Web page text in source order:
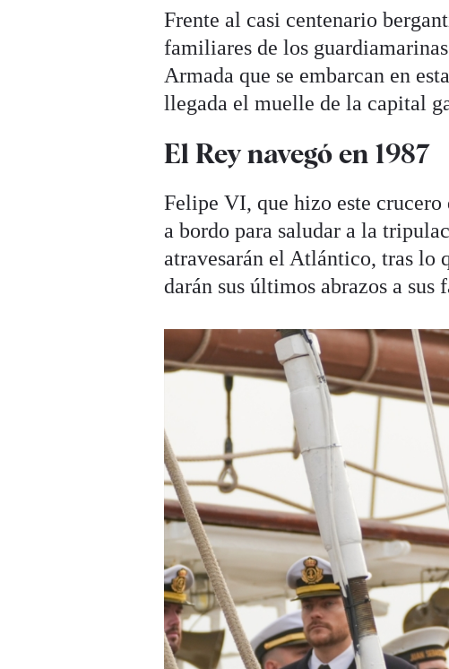
Frente al casi centenario
familiares de los
Armada que se embarcan en
llegada el muelle de la capital
El Rey navegó en 1987
Felipe VI, que hizo este
a bordo para saludar a la
atravesarán el Atlántico, tras lo
darán sus últimos abrazos a sus